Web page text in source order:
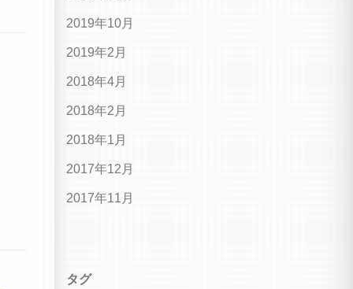
2019年10月
2019年2月
2018年4月
2018年2月
2018年1月
2017年12月
2017年11月
タグ